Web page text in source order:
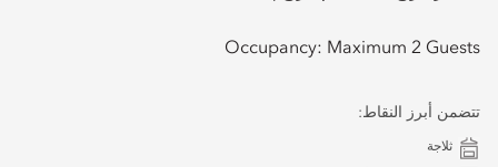
Occupancy: Maximum 2 Guests
تتضمن أبرز النقاط:
ثلاجة